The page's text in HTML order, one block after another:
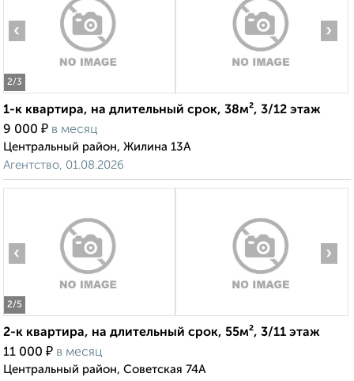
2/3
‹ ›
1-к квартира, на длительный срок, 38м², 3/12 этаж
9 000 ₽ в месяц
Центральный район, Жилина 13А
Агентство, 01.08.2026
2/5
‹ ›
2-к квартира, на длительный срок, 55м², 3/11 этаж
11 000 ₽ в месяц
Центральный район, Советская 74А